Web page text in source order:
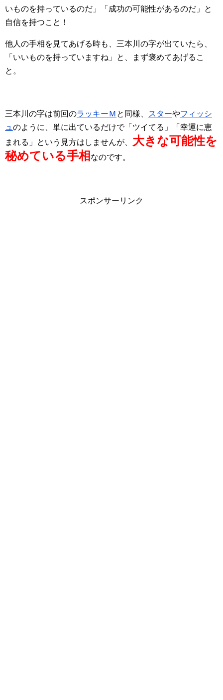
いものを持っているのだ」「成功の可能性があるのだ」と
自信を持つこと！
他人の手相を見てあげる時も、三本川の字が出ていたら、
「いいものを持っていますね」と、まず褒めてあげるこ
と。
三本川の字は前回のラッキーＭ と同様、 スターやフィッシ
ュ のように、単に出ているだけで「ツイてる」「幸運に恵
まれる」という見方はしませんが、 大きな可能性を
秘めている手相 なのです。
スポンサーリンク